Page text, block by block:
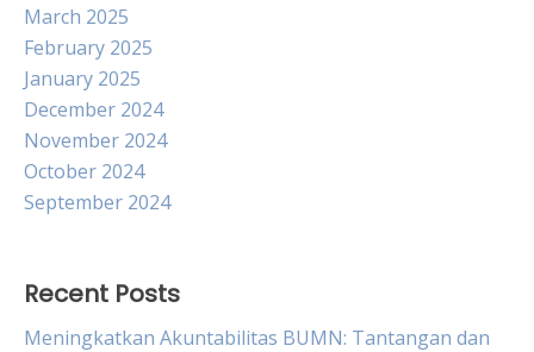
March 2025
February 2025
January 2025
December 2024
November 2024
October 2024
September 2024
Recent Posts
Meningkatkan Akuntabilitas BUMN: Tantangan dan